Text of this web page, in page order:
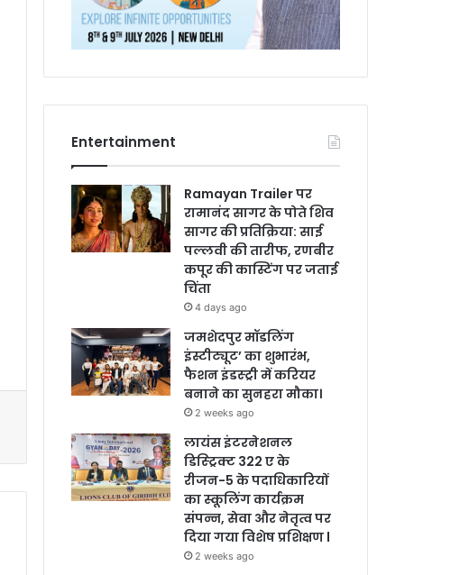
Entertainment
Ramayan Trailer पर
रामानंद सागर के पोते शिव
सागर की प्रतिक्रिया: साई
पल्लवी की तारीफ, रणबीर
कपूर की कास्टिंग पर जताई
चिंता
4 days ago
जमशेदपुर मॉडलिंग
इंस्टीट्यूट’ का शुभारंभ,
फैशन इंडस्ट्री में करियर
बनाने का सुनहरा मौका।
2 weeks ago
लायंस इंटरनेशनल
डिस्ट्रिक्ट 322 ए के
रीजन-5 के पदाधिकारियों
का स्कूलिंग कार्यक्रम
संपन्न, सेवा और नेतृत्व पर
दिया गया विशेष प्रशिक्षण l
2 weeks ago